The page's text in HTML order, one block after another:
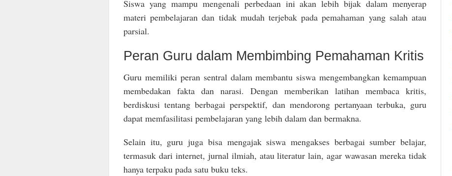
Siswa yang mampu mengenali perbedaan ini akan lebih bijak dalam menyerap
materi pembelajaran dan tidak mudah terjebak pada pemahaman yang salah atau
parsial.
Peran Guru dalam Membimbing Pemahaman Kritis
Guru memiliki peran sentral dalam membantu siswa mengembangkan kemampuan
membedakan fakta dan narasi. Dengan memberikan latihan membaca kritis,
berdiskusi tentang berbagai perspektif, dan mendorong pertanyaan terbuka, guru
dapat memfasilitasi pembelajaran yang lebih dalam dan bermakna.
Selain itu, guru juga bisa mengajak siswa mengakses berbagai sumber belajar,
termasuk dari internet, jurnal ilmiah, atau literatur lain, agar wawasan mereka tidak
hanya terpaku pada satu buku teks.